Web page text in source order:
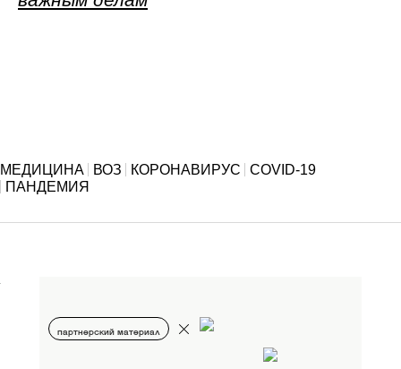
МЕДИЦИНА ВОЗ КОРОНАВИРУС
COVID-19
ПАНДЕМИЯ
партнерский материал